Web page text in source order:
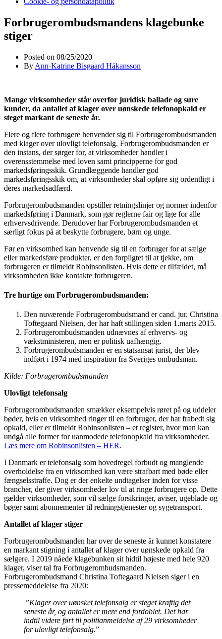
Forbrugerombudsmandens klagebunke
stiger
Posted on 08/25/2020
By Ann-Katrine Bisgaard Håkansson
Mange virksomheder står overfor juridisk ballade og sure
kunder, da antallet af klager over uønskede telefonopkald er
steget markant de seneste år.
Flere og flere forbrugere henvender sig til Forbrugerombudsmanden
med klager over ulovligt telefonsalg. Forbrugerombudsmanden er
den instans, der sørger for, at virksomheder handler i
overensstemmelse med loven samt principperne for god
markedsføringsskik. Grundlæggende handler god
markedsføringsskik om, at virksomheder skal opføre sig ordentligt i
deres markedsadfærd.
Forbrugerombudsmanden opstiller retningslinjer og normer indenfor
markedsføring i Danmark, som gør reglerne fair og lige for alle
erhvervsdrivende. Derudover har Forbrugerombudsmanden et
særligt fokus på at beskytte forbrugere, børn og unge.
Før en virksomhed kan henvende sig til en forbruger for at sælge
eller markedsføre produkter, er den forpligtet til at tjekke, om
forbrugeren er tilmeldt Robinsonlisten. Hvis dette er tilfældet, må
virksomheden ikke kontakte forbrugeren.
Tre hurtige om Forbrugerombudsmanden:
Den nuværende Forbrugerombudsmand er cand. jur. Christina
Toftegaard Nielsen, der har haft stillingen siden 1.marts 2015.
Forbrugerombudsmanden udnævnes af erhvervs- og
vækstministeren, men er politisk uafhængig.
Forbrugerombudsmanden er en statsansat jurist, der blev
indført i 1974 med inspiration fra Sveriges ombudsman.
Kilde: Forbrugerombudsmanden
Ulovligt telefonsalg
Forbrugerombudsmanden smækker eksempelvis røret på og uddeler
bøder, hvis en virksomhed ringer til en forbruger, der har frabedt sig
opkald, eller er tilmeldt Robinsonlisten – et register, hvor man kan
undgå alle former for uanmodede telefonopkald fra virksomheder.
Læs mere om Robinsonlisten – HER.
I Danmark er telefonsalg som hovedregel forbudt og manglende
overholdelse fra en virksomhed kan være strafbart med bøde eller
fængselsstraffe. Dog er der enkelte undtagelser inden for visse
brancher, der giver virksomheder lov til at ringe forbrugere op. Dette
gælder virksomheder, som vil sælge forsikringer, aviser, ugeblade og
bøger samt abonnementer til redningstjenester og sygetransport.
Antallet af klager stiger
Forbrugerombudsmanden har over de seneste år kunnet konstatere
en markant stigning i antallet af klager over uønskede opkald fra
sælgere. I 2019 nåede klagebunken sit hidtil højeste med hele 920
klager, viser tal fra Forbrugerombudsmanden.
Forbrugerombudsmand Christina Toftegaard Nielsen siger i en
pressemeddelelse fra 2020:
”Klager over uønsket telefonsalg er steget kraftig det
seneste år, og antallet er mere end fordoblet. Det har
indtil videre ført til politianmeldelse af 29 virksomheder
for ulovligt telefonsalg.”